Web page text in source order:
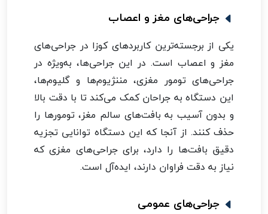
جراحی‌های مغز و اعصاب
یکی از برجسته‌ترین کاربردهای کوزا در جراحی‌های
مغز و اعصاب است. در این جراحی‌ها، به‌ویژه در
جراحی‌های تومور مغزی، مننژیوم‌ها و گلیوم‌ها،
این دستگاه به جراحان کمک می‌کند تا با دقت بالا
و بدون آسیب به بافت‌های سالم مغز، تومورها را
حذف کنند. از آنجا که این دستگاه توانایی تجزیه
دقیق بافت‌ها را دارد، برای جراحی‌های مغزی که
نیاز به دقت فراوان دارند، ایده‌آل است.
جراحی‌های عمومی